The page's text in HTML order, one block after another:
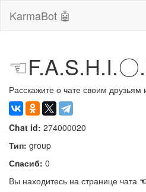
KarmaBot 🤖
☜F.A.S.H.I.
Расскажите о чате своим друзьям
Chat id: 274000020
Тип: group
Спасиб: 0
Вы находитесь на странице чата